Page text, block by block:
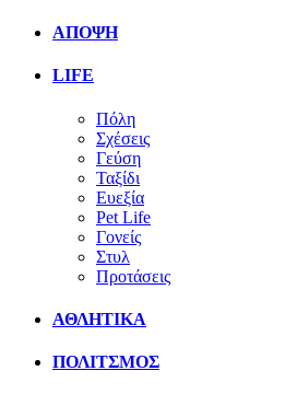
ΑΠΟΨΗ
LIFE
Πόλη
Σχέσεις
Γεύση
Ταξίδι
Ευεξία
Pet Life
Γονείς
Στυλ
Προτάσεις
ΑΘΛΗΤΙΚΑ
ΠΟΛΙΤΣΜΟΣ